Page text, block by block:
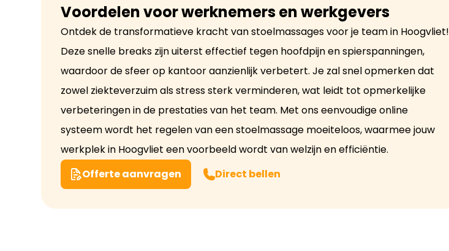
Voordelen voor werknemers en werkgevers
Ontdek de transformatieve kracht van stoelmassages voor je team in Hoogvliet!
Deze snelle breaks zijn uiterst effectief tegen hoofdpijn en spierspanningen,
waardoor de sfeer op kantoor aanzienlijk verbetert. Je zal snel opmerken dat
zowel ziekteverzuim als stress sterk verminderen, wat leidt tot opmerkelijke
verbeteringen in de prestaties van het team. Met ons eenvoudige online
systeem wordt het regelen van een stoelmassage moeiteloos, waarmee jouw
werkplek in Hoogvliet een voorbeeld wordt van welzijn en efficiëntie.
Offerte aanvragen
Direct bellen